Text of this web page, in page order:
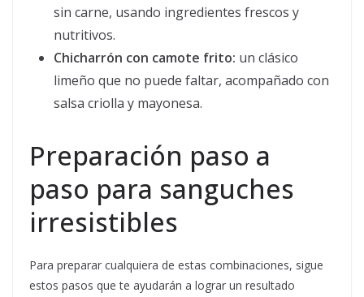
sin carne, usando ingredientes frescos y
nutritivos.
Chicharrón con camote frito: un clásico
limeño que no puede faltar, acompañado con
salsa criolla y mayonesa.
Preparación paso a
paso para sanguches
irresistibles
Para preparar cualquiera de estas combinaciones, sigue
estos pasos que te ayudarán a lograr un resultado